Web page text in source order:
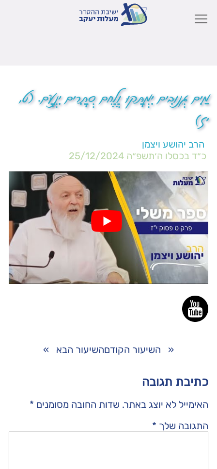
מַיִם גְּנוּבִים יִמְתָּקוּ וְלֶחֶם סְתָרִים יִנְעָם. (ט,
יז)
הרב יהושע ויצמן
כ״ד בכסלו ה׳תשפ״ה 25/12/2024
« השיעור הקודםהשיעור הבא »
כתיבת תגובה
האימייל לא יוצג באתר. שדות החובה מסומנים *
התגובה שלך *